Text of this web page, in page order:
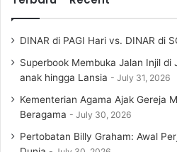
DINAR di PAGI Hari vs. DINAR di
Superbook Membuka Jalan Injil di
anak hingga Lansia
July 31, 2026
Kementerian Agama Ajak Gereja
Beragama
July 30, 2026
Pertobatan Billy Graham: Awal